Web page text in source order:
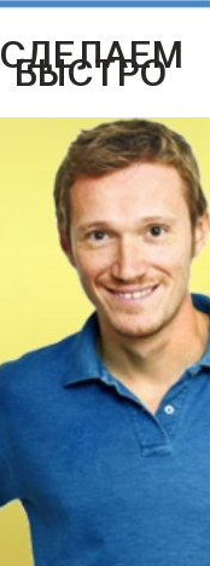
СДЕЛАЕМ
БЫСТРО